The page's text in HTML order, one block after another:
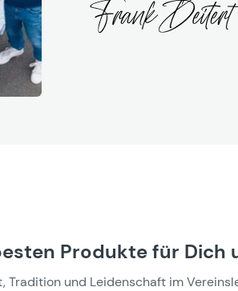
Produkte für Dich
und Leidenschaft im